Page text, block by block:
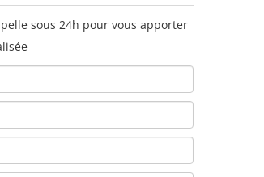
sous 24h pour vous apporter